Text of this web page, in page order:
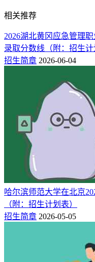
一、学校简介与
甘肃工业职业技术大学
制普通本科高等学校。
招生规模：2025
生源为主。
录取原则：实行“
选科要求：老高考
考；高考综合改革
相应专业选考科目
二、2025年招生
甘肃工业职业技术大学
产普查、工业互联网技
业、学制及学费标准如
相关推荐
2026湖北黄冈应急管理
录取分数线（附：招生计
招生简章 2026-06-04
哈尔滨师范大学在北京
（附：招生计划表）
招生简章 2026-05-05